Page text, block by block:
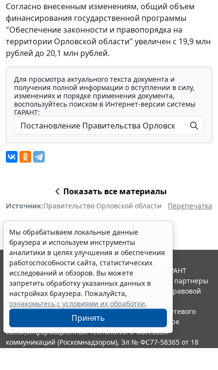
Согласно внесенным изменениям, общий объем
финансирования государственной программы
"Обеспечение законности и правопорядка на
территории Орловской области" увеличен с 19,9 млн
рублей до 20,1 млн рублей.
Для просмотра актуального текста документа и
получения полной информации о вступлении в силу,
изменениях и порядке применения документа,
воспользуйтесь поиском в Интернет-версии системы
ГАРАНТ:
Показать все материалы
Источник:Правительство Орловской области Перепечатка
Мы обрабатываем локальные данные
браузера и используем инструменты
аналитики в целях улучшения и обеспечения
работоспособности сайта, статистических
исследований и обзоров. Вы можете
запретить обработку указанных данных в
настройках браузера. Пожалуйста,
ознакомьтесь с условиями их обработки.
Принять
© ООО "НПП "ГАРАНТ-СЕРВИС", 2026. Система ГАРАНТ
выпускается с 1990 года. Компания "Гарант" и ее партнеры
являются участниками Российской ассоциации правовой
информации ГАРАНТ.
Портал ГАРАНТ.РУ зарегистрирован в качестве сетевого
издания Федеральной службой по надзору в сфере
связи,информационных технологий и массовых
коммуникаций (Роскомнадзором), Эл № ФС77-58365 от 18